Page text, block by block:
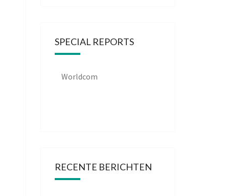
SPECIAL REPORTS
Worldcom
RECENTE BERICHTEN